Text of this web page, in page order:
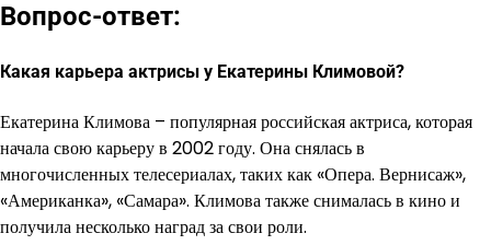
Вопрос-ответ:
Какая карьера актрисы у Екатерины Климовой?
Екатерина Климова – популярная российская актриса, которая
начала свою карьеру в 2002 году. Она снялась в
многочисленных телесериалах, таких как «Опера. Вернисаж»,
«Американка», «Самара». Климова также снималась в кино и
получила несколько наград за свои роли.